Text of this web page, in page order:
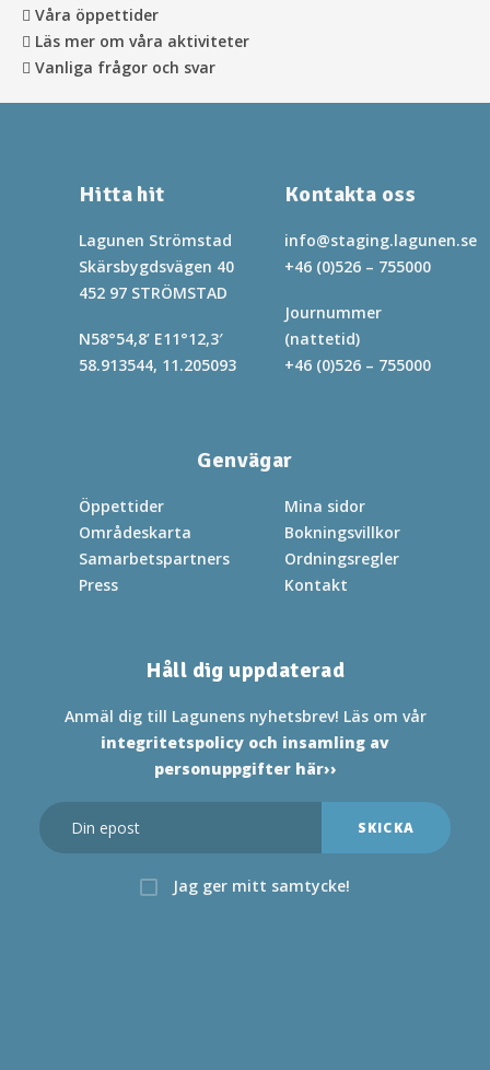
Våra öppettider
Läs mer om våra aktiviteter
Vanliga frågor och svar
Hitta hit
Lagunen Strömstad
Skärsbygdsvägen 40
452 97 STRÖMSTAD
N58°54,8’ E11°12,3′
58.913544, 11.205093
Kontakta oss
info@staging.lagunen.se
+46 (0)526 – 755000
Journummer
(nattetid)
+46 (0)526 – 755000
Genvägar
Öppettider
Områdeskarta
Samarbetspartners
Press
Mina sidor
Bokningsvillkor
Ordningsregler
Kontakt
Håll dig uppdaterad
Anmäl dig till Lagunens nyhetsbrev! Läs om vår
integritetspolicy och insamling av
personuppgifter här››
Jag ger mitt samtycke!